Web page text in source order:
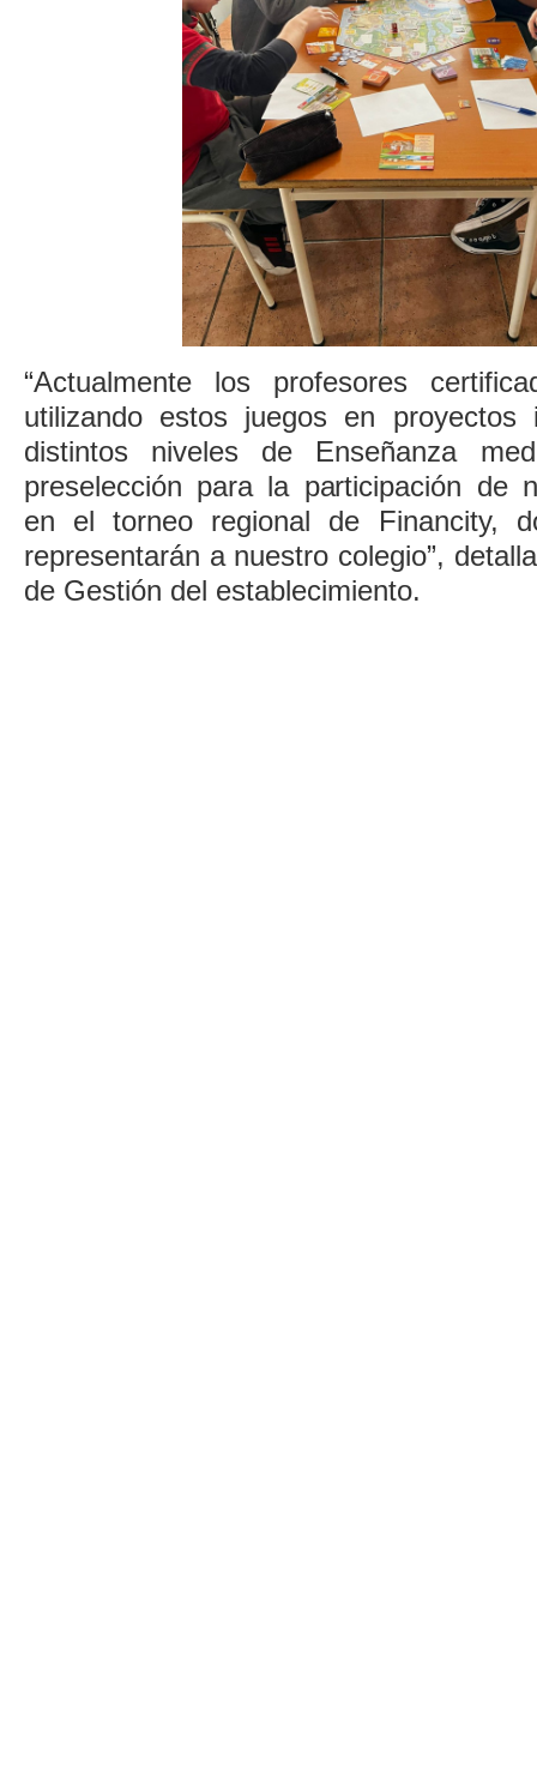
“Actualmente los profesores
utilizando estos juegos en proyectos
distintos niveles de Enseñanza
preselección para la participación de
en el torneo regional de Financity,
representarán a nuestro colegio”,
de Gestión del establecimiento.